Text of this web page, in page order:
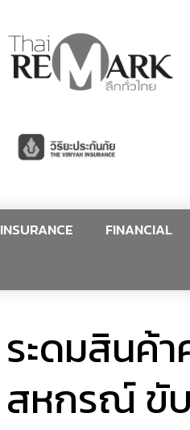
INSURANCE FINANCIAL
ระดมสินค้
สหกรณ์ ขั